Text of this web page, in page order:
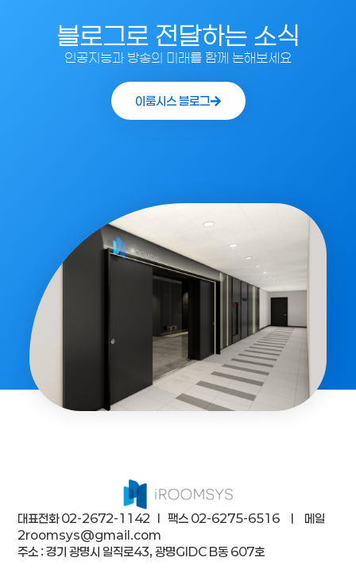
더보기
서울 강동구의회
블로그로 전달하는 소식
인공지능과 방송의 미래를 함께 논해보세요
이룸시스 블로그
대표전화 02-2672-1142 l 팩스 02-6275-6516 ㅣ 메일
2roomsys@gmail.com
주소 : 경기 광명시 일직로43, 광명GIDC B동 607호